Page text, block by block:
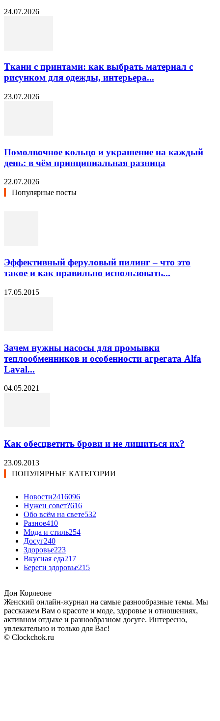
24.07.2026
Ткани с принтами: как выбрать материал с
рисунком для одежды, интерьера...
23.07.2026
Помолвочное кольцо и украшение на каждый
день: в чём принципиальная разница
22.07.2026
Популярные посты
Эффективный феруловый пилинг – что это
такое и как правильно использовать...
17.05.2015
Зачем нужны насосы для промывки
теплообменников и особенности агрегата Alfa
Laval...
04.05.2021
Как обесцветить брови и не лишиться их?
23.09.2013
ПОПУЛЯРНЫЕ КАТЕГОРИИ
Новости2416096
Нужен совет?616
Обо всём на свете532
Разное410
Мода и стиль254
Досуг240
Здоровье223
Вкусная еда217
Береги здоровье215
Дон Корлеоне
Женский онлайн-журнал на самые разнообразные темы. Мы
расскажем Вам о красоте и моде, здоровье и отношениях,
активном отдыхе и разнообразном досуге. Интересно,
увлекательно и только для Вас!
© Clockchok.ru